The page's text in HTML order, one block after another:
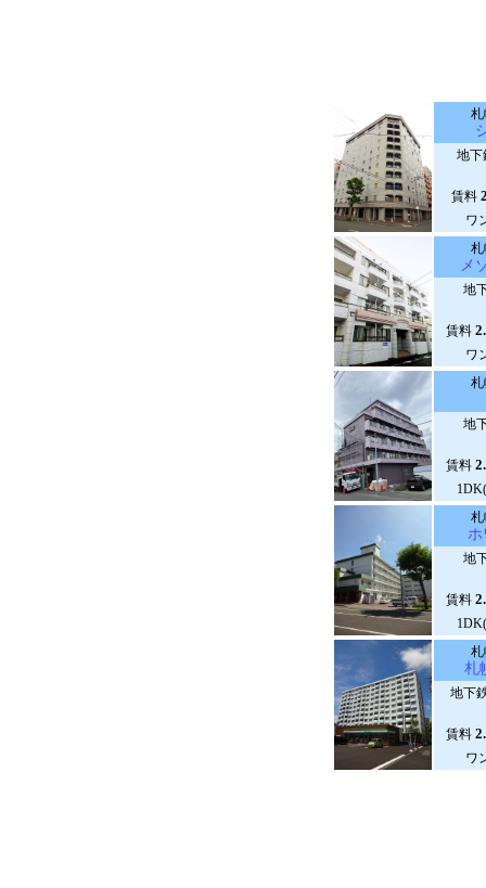
地下
賃料
ワ
メ
地
賃料
ワ
地
賃料
ホ
地
賃料
札
地下
賃料
ワ